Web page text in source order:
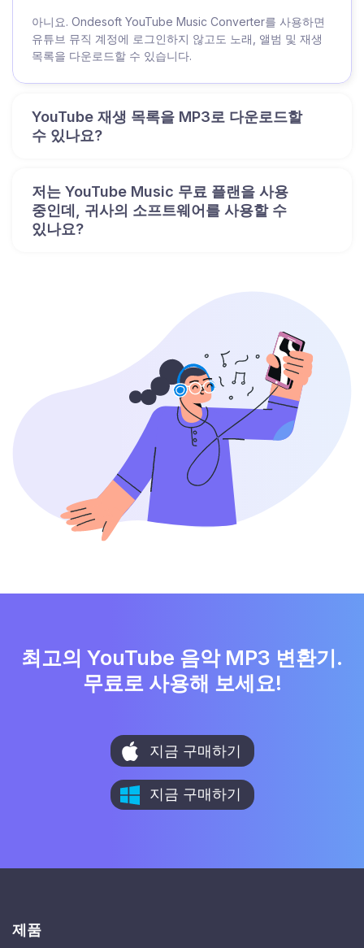
아니요. Ondesoft YouTube Music Converter를 사용하면
유튜브 뮤직 계정에 로그인하지 않고도 노래, 앨범 및 재생
목록을 다운로드할 수 있습니다.
YouTube 재생 목록을 MP3로 다운로드할
수 있나요?
저는 YouTube Music 무료 플랜을 사용
중인데, 귀사의 소프트웨어를 사용할 수
있나요?
최고의 YouTube 음악 MP3 변환기.
무료로 사용해 보세요!
지금 구매하기
지금 구매하기
제품